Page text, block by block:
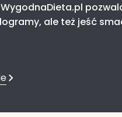
ale też jeść